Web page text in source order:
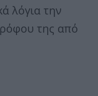
λόγια την
της από